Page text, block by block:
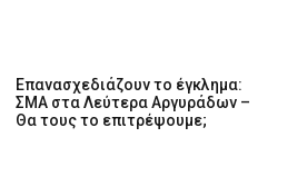
Επανασχεδιάζουν το έγκλημα:
ΣΜΑ στα Λεύτερα Αργυράδων –
Θα τους το επιτρέψουμε;